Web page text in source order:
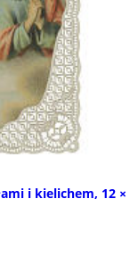
i kielichem, 12 ×